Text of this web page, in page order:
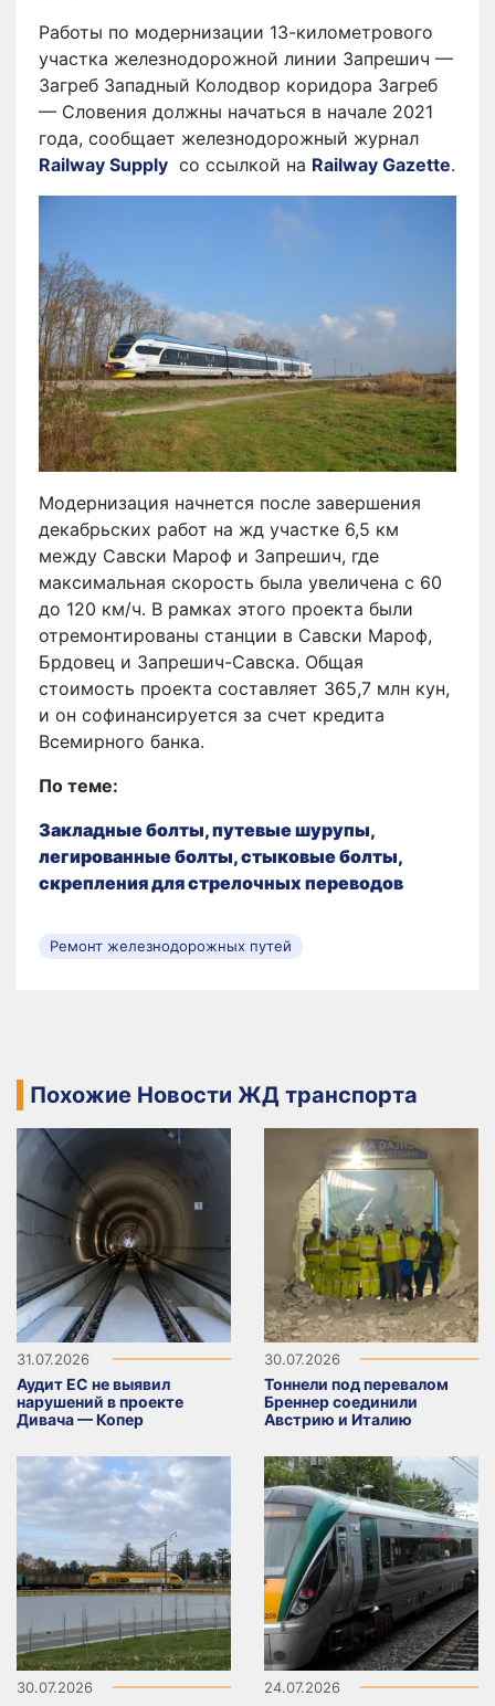
Работы по модернизации 13-километрового
участка железнодорожной линии Запрешич —
Загреб Западный Колодвор коридора Загреб
— Словения должны начаться в начале 2021
года, сообщает железнодорожный журнал
Railway Supply со ссылкой на Railway Gazette.
Модернизация начнется после завершения
декабрьских работ на жд участке 6,5 км
между Савски Мароф и Запрешич, где
максимальная скорость была увеличена с 60
до 120 км/ч. В рамках этого проекта были
отремонтированы станции в Савски Мароф,
Брдовец и Запрешич-Савска. Общая
стоимость проекта составляет 365,7 млн кун,
и он софинансируется за счет кредита
Всемирного банка.
По теме:
Закладные болты, путевые шурупы,
легированные болты, стыковые болты,
скрепления для стрелочных переводов
Ремонт железнодорожных путей
Похожие Новости ЖД транспорта
31.07.2026
Аудит ЕС не выявил
нарушений в проекте
Дивача — Копер
30.07.2026
Тоннели под перевалом
Бреннер соединили
Австрию и Италию
30.07.2026 24.07.2026